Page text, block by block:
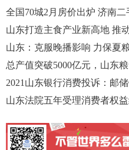
全国70城2月房价出炉 济南
山东打造主食产业新高地 推
山东：克服晚播影响 力保夏
总产值突破5000亿元，山东
2021山东银行消费投诉：邮
山东法院五年受理消费者权